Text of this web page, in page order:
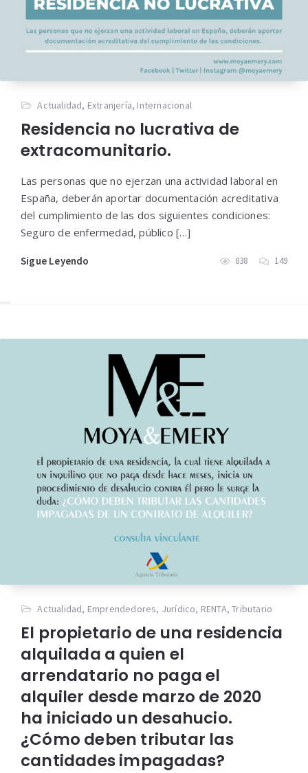
Actualidad, Extranjería, Internacional
Residencia no lucrativa de
extracomunitario.
Las personas que no ejerzan una actividad laboral en
España, deberán aportar documentación acreditativa
del cumplimiento de las dos siguientes condiciones:
Seguro de enfermedad, público […]
Sigue Leyendo 838 149
Actualidad, Emprendedores, Jurídico, RENTA,Tributario
El propietario de una residencia
alquilada a quien el
arrendatario no paga el
alquiler desde marzo de 2020
ha iniciado un desahucio.
¿Cómo deben tributar las
cantidades impagadas?